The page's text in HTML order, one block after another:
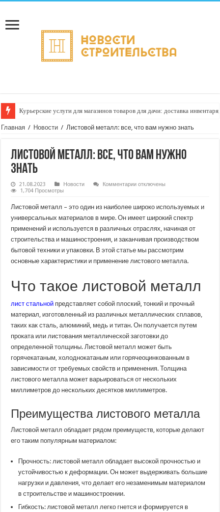
Курьерские услуги для магазинов товаров для дачи: доставка
Главная / Новости / Листовой металл: все, что вам нужно знать
Листовой металл: все, что вам нужно
знать
21.08.2023 Новости Комментариик
все,
что
вам
нужно
отключены
1,704 Просмотры
Листовой металл – это один из наиболее широко используемых и
универсальных материалов в мире. Он имеет широкий спектр
применений и используется в различных отраслях, начиная от
строительства и машиностроения, и заканчивая производством
бытовой техники и упаковки. В этой статье мы рассмотрим
основные характеристики и применение листового металла.
Что такое листовой металл
лист стальной представляет собой плоский, тонкий и прочный
материал, изготовленный из различных металлических сплавов,
таких как сталь, алюминий, медь и титан. Он получается путем
проката или листования металлической заготовки до
определенной толщины. Листовой металл может быть
горячекатаным, холоднокатаным или горячеоцинкованным в
зависимости от требуемых свойств и применения. Толщина
листового металла может варьироваться от нескольких
миллиметров до нескольких десятков миллиметров.
Преимущества листового металла
Листовой металл обладает рядом преимуществ, которые делают
его таким популярным материалом:
Прочность: листовой металл обладает высокой прочностью и
устойчивостью к деформации. Он может выдерживать большие
нагрузки и давления, что делает его незаменимым материалом
в строительстве и машиностроении.
Гибкость: листовой металл легко гнется и формируется в